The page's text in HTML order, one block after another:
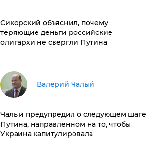
Сикорский объяснил, почему
теряющие деньги российские
олигархи не свергли Путина
Валерий Чалый
Чалый предупредил о следующем шаге
Путина, направленном на то, чтобы
Украина капитулировала